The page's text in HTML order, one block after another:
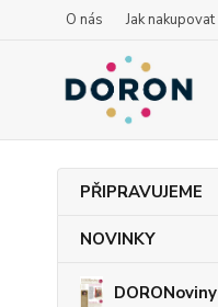
O nás Jak nakupovat
PŘIPRAVUJEME
NOVINKY
DORONoviny